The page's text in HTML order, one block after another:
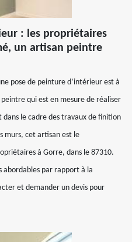
: les propriétaires
un artisan peintre
pose de peinture d’intérieur est à
qui est en mesure de réaliser
le cadre des travaux de finition
murs, cet artisan est le
à Gorre, dans le 87310.
abordables par rapport à la
et demander un devis pour